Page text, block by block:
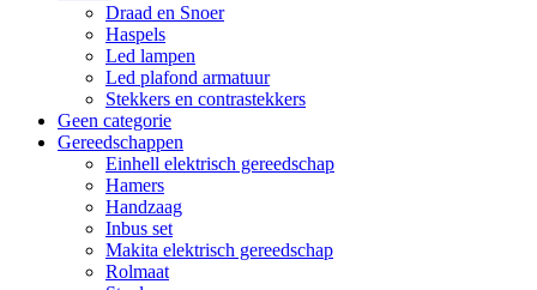
Draad en Snoer
Haspels
Led lampen
Led plafond armatuur
Stekkers en contrastekkers
Geen categorie
Gereedschappen
Einhell elektrisch gereedschap
Hamers
Handzaag
Inbus set
Makita elektrisch gereedschap
Rolmaat